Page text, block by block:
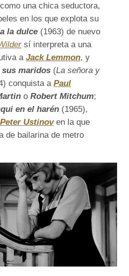
una chica seductora,
en los que explota su
la dulce (1963) de nuevo
sí interpreta a una
a Jack Lemmon, y
sus maridos (La señora y
conquista a Paul
o Robert Mitchum;
en el harén (1965),
Peter Ustinoven la que
de bailarina de metro